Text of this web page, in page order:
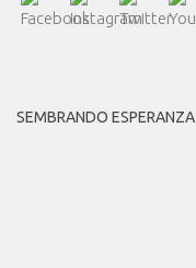
SEMBRANDO ESPERANZA